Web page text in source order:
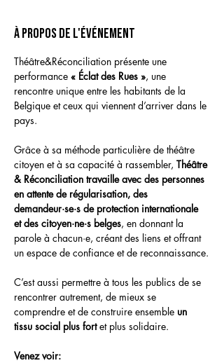
À propos de l'événement
Théâtre&Réconciliation présente une
performance « Éclat des Rues », une
rencontre unique entre les habitants de la
Belgique et ceux qui viennent d’arriver dans le
pays.
Grâce à sa méthode particulière de théâtre
citoyen et à sa capacité à rassembler, Théâtre
& Réconciliation travaille avec des personnes
en attente de régularisation, des
demandeur·se·s de protection internationale
et des citoyen·ne·s belges, en donnant la
parole à chacun·e, créant des liens et offrant
un espace de confiance et de reconnaissance.
C’est aussi permettre à tous les publics de se
rencontrer autrement, de mieux se
comprendre et de construire ensemble un
tissu social plus fort et plus solidaire.
Venez voir: